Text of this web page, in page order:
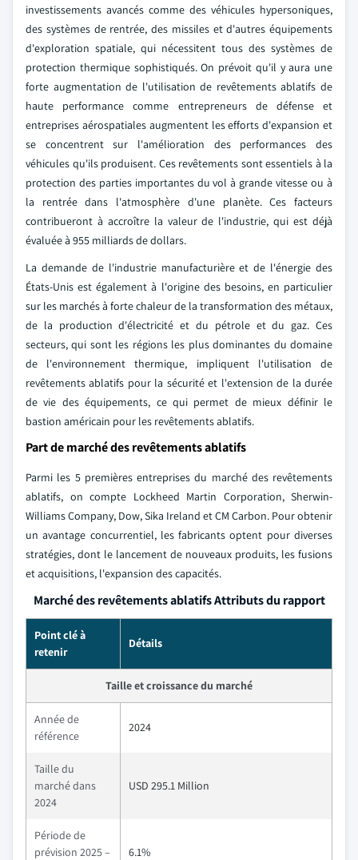
investissements avancés comme des véhicules hypersoniques,
des systèmes de rentrée, des missiles et d'autres équipements
d'exploration spatiale, qui nécessitent tous des systèmes de
protection thermique sophistiqués. On prévoit qu'il y aura une
forte augmentation de l'utilisation de revêtements ablatifs de
haute performance comme entrepreneurs de défense et
entreprises aérospatiales augmentent les efforts d'expansion et
se concentrent sur l'amélioration des performances des
véhicules qu'ils produisent. Ces revêtements sont essentiels à la
protection des parties importantes du vol à grande vitesse ou à
la rentrée dans l'atmosphère d'une planète. Ces facteurs
contribueront à accroître la valeur de l'industrie, qui est déjà
évaluée à 955 milliards de dollars.
La demande de l'industrie manufacturière et de l'énergie des
États-Unis est également à l'origine des besoins, en particulier
sur les marchés à forte chaleur de la transformation des métaux,
de la production d'électricité et du pétrole et du gaz. Ces
secteurs, qui sont les régions les plus dominantes du domaine
de l'environnement thermique, impliquent l'utilisation de
revêtements ablatifs pour la sécurité et l'extension de la durée
de vie des équipements, ce qui permet de mieux définir le
bastion américain pour les revêtements ablatifs.
Part de marché des revêtements ablatifs
Parmi les 5 premières entreprises du marché des revêtements
ablatifs, on compte Lockheed Martin Corporation, Sherwin-
Williams Company, Dow, Sika Ireland et CM Carbon. Pour obtenir
un avantage concurrentiel, les fabricants optent pour diverses
stratégies, dont le lancement de nouveaux produits, les fusions
et acquisitions, l'expansion des capacités.
Marché des revêtements ablatifs Attributs du rapport
Point clé à
retenir
Détails
Taille et croissance du marché
Année de
référence
2024
Taille du
marché dans
2024
USD 295.1 Million
Période de
prévision 2025 –
6.1%